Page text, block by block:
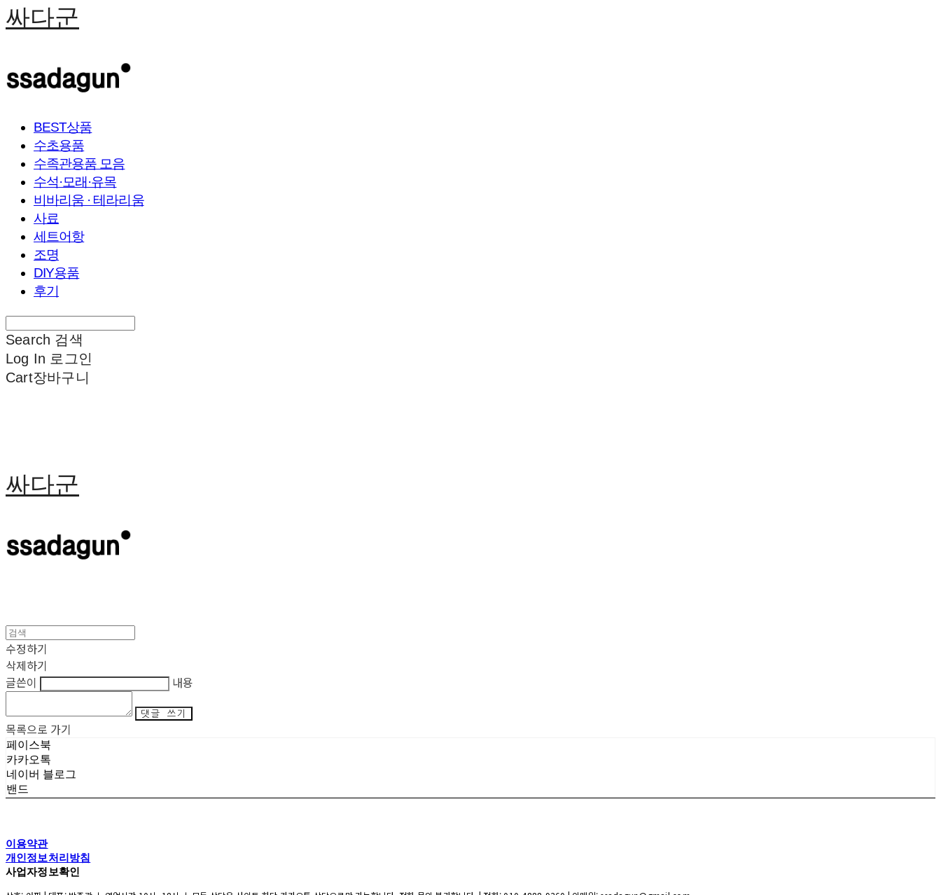
싸다군
BEST상품
수초용품
수족관용품 모음
수석·모래·유목
비바리움 · 테라리움
사료
세트어항
조명
DIY용품
후기
Search 검색
Log In 로그인
Cart장바구니
싸다군
수정하기
삭제하기
글쓴이
내용
댓글 쓰기
목록으로 가기
페이스북
카카오톡
네이버 블로그
밴드
이용약관
개인정보처리방침
사업자정보확인